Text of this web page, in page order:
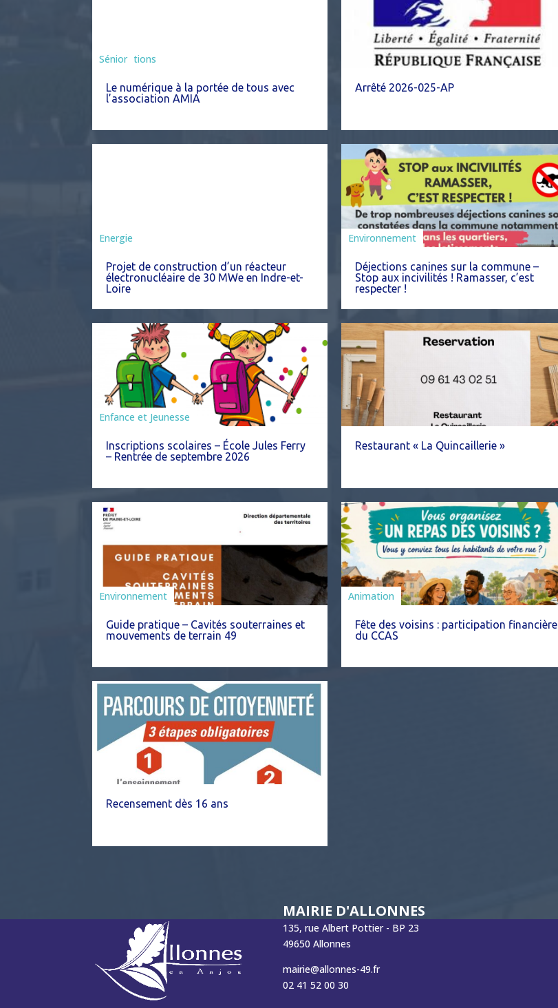
Associations
Sénior
Le numérique à la portée de tous avec
l’association AMIA
Arrêté 2026-025-AP
Energie
Projet de construction d’un réacteur
électronucléaire de 30 MWe en Indre-et-
Loire
Environnement
Déjections canines sur la commune –
Stop aux incivilités ! Ramasser, c’est
respecter !
Enfance et Jeunesse
Inscriptions scolaires – École Jules Ferry
– Rentrée de septembre 2026
Restaurant « La Quincaillerie »
Environnement
Guide pratique – Cavités souterraines et
mouvements de terrain 49
Animation
Fête des voisins : participation financière
du CCAS
Recensement dès 16 ans
MAIRIE D'ALLONNES
135, rue Albert Pottier - BP 23
49650 Allonnes
mairie@allonnes-49.fr
02 41 52 00 30